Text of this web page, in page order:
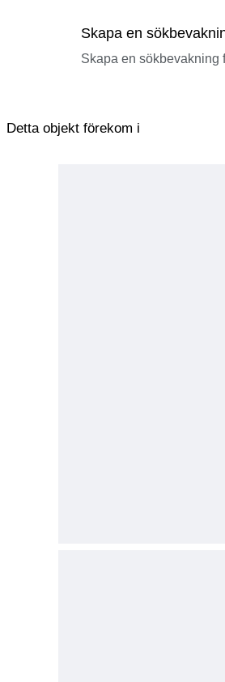
Skapa en
Skapa en sökbevakning
Detta objekt förekom i